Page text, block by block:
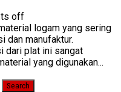
off
logam yang sering
dan manufaktur.
dari plat ini sangat
yang digunakan...